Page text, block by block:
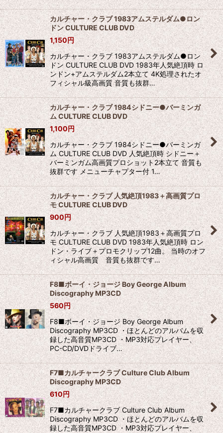
カルチャー・クラブ 1983アムステルダム●ロン
ドン CULTURE CLUB DVD
1,150円
カルチャー・クラブ 1983アムステルダム●ロン
ドン CULTURE CLUB DVD 1983年人気絶頂時 ロ
ンドン+アムステルダム2本立て 4K処理されたオ
フィシャル級高画質 音質も抜群…
カルチャー・クラブ 1984シドニー●バーミンガ
ム CULTURE CLUB DVD
1,100円
カルチャー・クラブ 1984シドニー●バーミンガ
ム CULTURE CLUB DVD 人気絶頂時 シドニー＋
バーミンガム高画質プロショット2本立て 音質も
抜群です メニューチャプター付 1…
カルチャー・クラブ 人気絶頂1983＋高画質プロ
モ CULTURE CLUB DVD
900円
カルチャー・クラブ 人気絶頂1983＋高画質プロ
モ CULTURE CLUB DVD 1983年人気絶頂時 ロン
ドン・ライブ＋プロモクリップ12曲。 当時のオフ
ィシャル高画質 音質も抜群です…
F8■ボーイ・ジョージ Boy George Album
Discography MP3CD
560円
F8■ボーイ・ジョージ Boy George Album
Discography MP3CD ・ほとんどのアルバムを収
録した高音質MP3CD ・MP3対応プレイヤー、
PC-CD/DVDドライブ…
F7■カルチャークラブ Culture Club Album
Discography MP3CD
610円
F7■カルチャークラブ Culture Club Album
Discography MP3CD ・ほとんどのアルバムを収
録した高音質MP3CD ・MP3対応プレイヤー、